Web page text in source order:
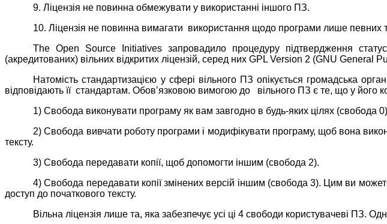
9. Ліцензія не повинна обмежувати у використанні іншого ПЗ.
10. Ліцензія не повинна вимагати використання щодо програми лише певних
The
Open Source Initiatives запровадило процедуру підтвердження
(акредитованих) вільних відкритих ліцензій, серед них GPL Version 2 (GNU General
Натомість стандартизацією у сфері вільного ПЗ опікується громадська
відповідають її стандартам. Обов’язковою вимогою до вільного ПЗ є те, що у його
1) Свобода виконувати програму як вам завгодно в будь-яких цілях (свобода
2) Свобода вивчати роботу програми і модифікувати програму, щоб вона
тексту.
3) Свобода передавати копії, щоб допомогти іншим (свобода 2).
4) Свобода передавати копії змінених версій іншим (свобода 3). Цим ви
доступ до початкового тексту.
Вільна ліцензія лише та, яка забезпечує усі ці 4 свободи користувачеві ПЗ.